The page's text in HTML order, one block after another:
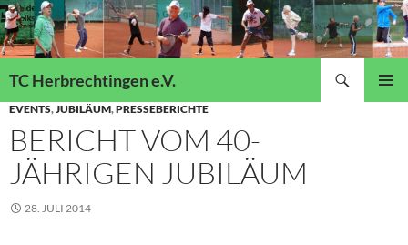
TC Herbrechtingen e.V.
INHALT
SPRINGEN
EVENTS,JUBILÄUM,PRESSEBERICHTE
BERICHT VOM 40-
JÄHRIGEN JUBILÄUM
28. JULI 2014